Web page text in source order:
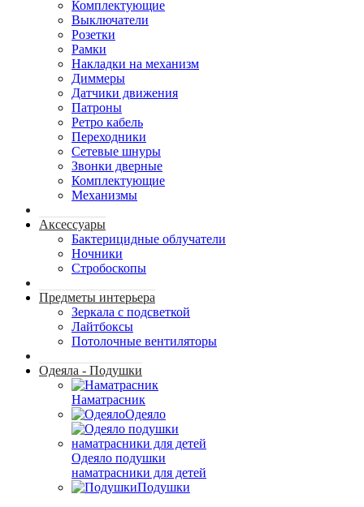
Комплектующие
Выключатели
Розетки
Рамки
Накладки на механизм
Диммеры
Датчики движения
Патроны
Ретро кабель
Переходники
Сетевые шнуры
Звонки дверные
Комплектующие
Механизмы
Аксессуары
Бактерицидные облучатели
Ночники
Стробоскопы
Предметы интерьера
Зеркала с подсветкой
Лайтбоксы
Потолочные вентиляторы
Одеяла - Подушки
Наматрасник
Одеяло
Одеяло подушки
наматрасники для детей
Подушки